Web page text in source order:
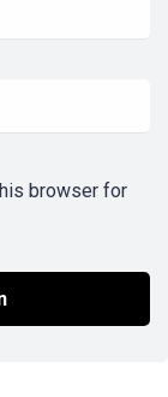
browser for